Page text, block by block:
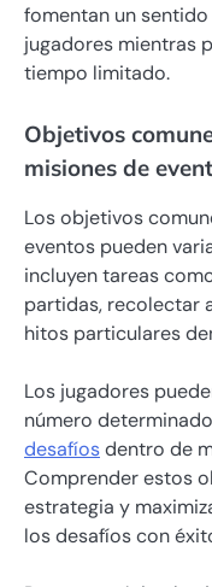
fomentan un
jugadores mientras
tiempo limitado.
Objetivos
misiones de
Los objetivos
eventos pueden
incluyen tareas
partidas, recolectar
hitos particulares
Los jugadores
número
desafíosdentro de
Comprender estos
estrategia y
los desafíos con